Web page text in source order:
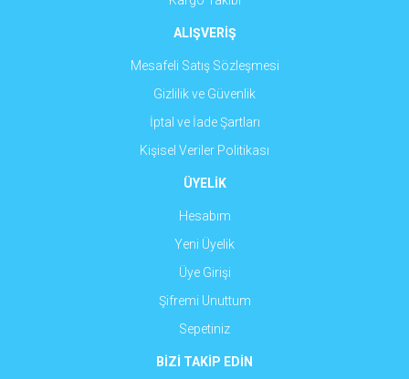
ALIŞVERİŞ
Mesafeli Satış Sözleşmesi
Gizlilik ve Güvenlik
İptal ve İade Şartları
Kişisel Veriler Politikası
ÜYELİK
Hesabım
Yeni Üyelik
Üye Girişi
Şifremi Unuttum
Sepetiniz
BİZİ TAKİP EDİN